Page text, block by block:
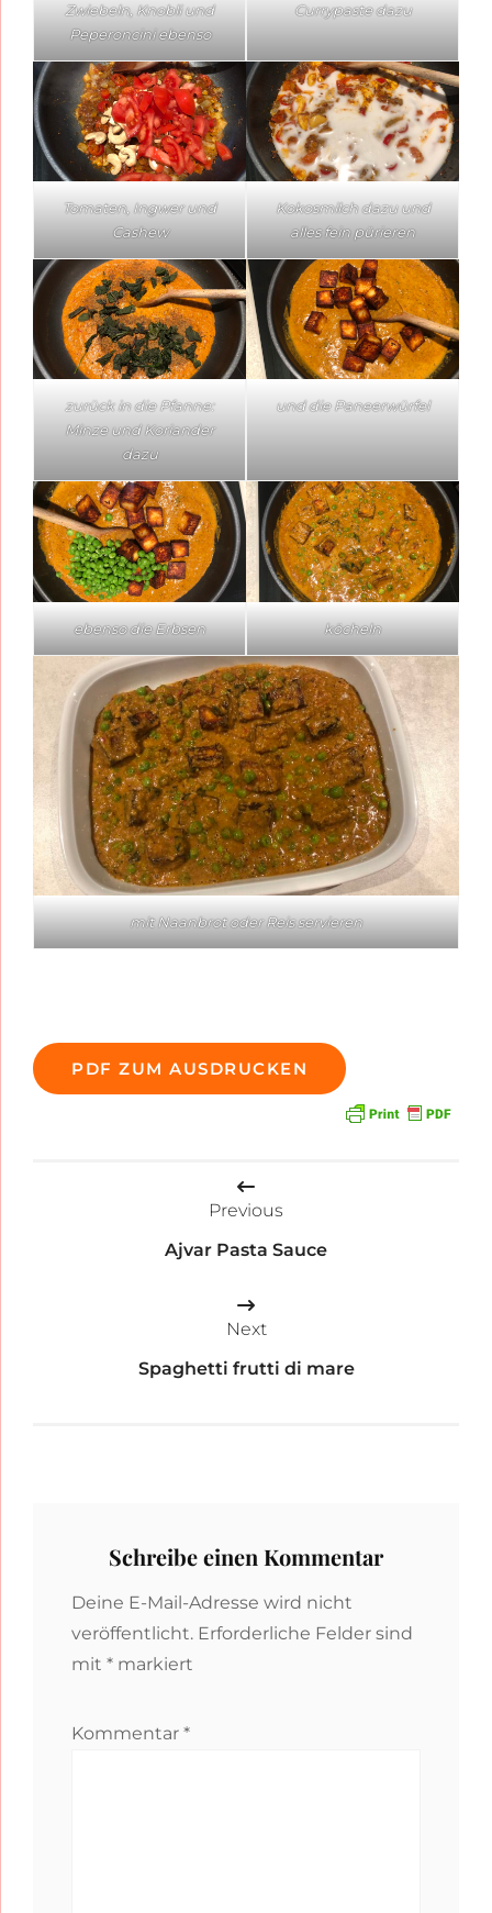
Zwiebeln, Knobli und
Peperoncini ebenso
Currypaste dazu
Tomaten, Ingwer und
Cashew
Kokosmilch dazu und
alles fein pürieren
zurück in die Pfanne:
Minze und Koriander
dazu
und die Paneerwürfel
ebenso die Erbsen köcheln
mit Naanbrot oder Reis servieren
PDF ZUM AUSDRUCKEN
Beitragsnavigation
Previous
Ajvar Pasta Sauce
Next
Spaghetti frutti di mare
Schreibe einen Kommentar
Deine E-Mail-Adresse wird nicht
veröffentlicht. Erforderliche Felder sind
mit * markiert
Kommentar *